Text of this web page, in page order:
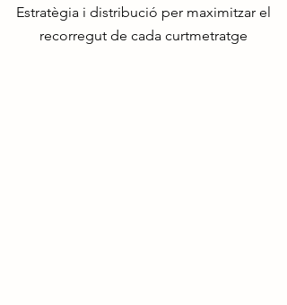
Estratègia i distribució per maximitzar el
recorregut de cada curtmetratge